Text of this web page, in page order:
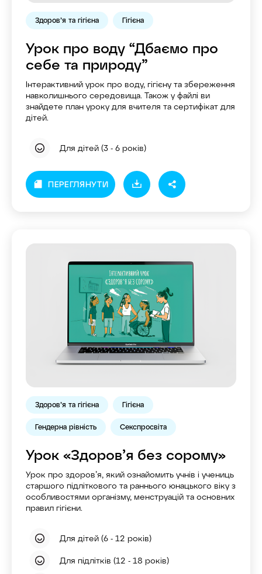
Здоров’я та гігієна Гігієна
Урок про воду “Дбаємо про
себе та природу”
Інтерактивний урок про воду, гігієну та збереження
навколишнього середовища. Також у файлі ви
знайдете план уроку для вчителя та сертифікат для
дітей.
Для дітей (3 - 6 років)
ПЕРЕГЛЯНУТИ
Здоров’я та гігієна Гігієна
Гендерна рівність Секспросвіта
Урок «Здоровʼя без сорому»
Урок про здоровʼя, який ознайомить учнів і учениць
старшого підліткового та раннього юнацького віку з
особливостями організму, менструацій та основних
правил гігієни.
Для дітей (6 - 12 років)
Для підлітків (12 - 18 років)